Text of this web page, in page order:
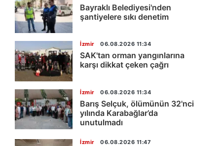
Bayraklı Belediyesi'nden
şantiyelere sıkı denetim
İzmir 06.08.2026 11:34
SAK'tan orman yangınlarına
karşı dikkat çeken çağrı
İzmir 06.08.2026 11:34
Barış Selçuk, ölümünün 32'nci
yılında Karabağlar’da
unutulmadı
İzmir 06.08.2026 11:47